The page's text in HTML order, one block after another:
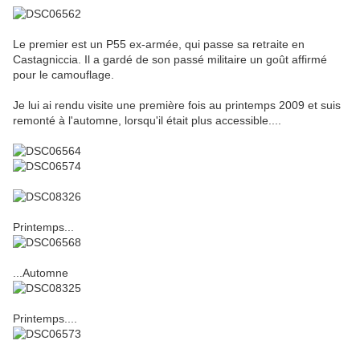
Le premier est un P55 ex-armée, qui passe sa retraite en
Castagniccia. Il a gardé de son passé militaire un goût affirmé
pour le camouflage.
Je lui ai rendu visite une première fois au printemps 2009 et suis
remonté à l'automne, lorsqu'il était plus accessible....
Printemps...
...Automne
Printemps....